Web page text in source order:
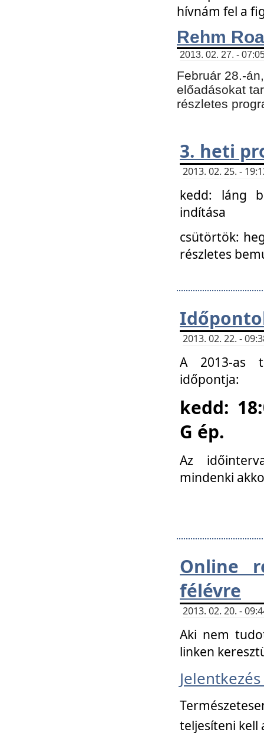
hívnám fel a
Rehm
2013. 02. 27. -
Február 28.-
előadásokat
részletes
3. heti
2013. 02. 25. -
kedd: láng
indítása
csütörtök:
részletes
2013. 02. 22. -
A 2013-as
időpontja:
kedd:
G ép.
Az
mindenki
Online
félévre
2013. 02. 20. -
Aki nem
linken
Jelentkezés
teljesíteni kell